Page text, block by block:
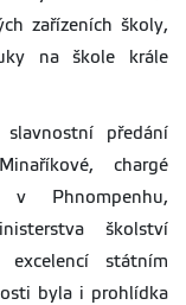
zařízeních školy,
na škole krále
předání
chargé
Phnompenhu,
školství
excelencí státním
byla i prohlídka